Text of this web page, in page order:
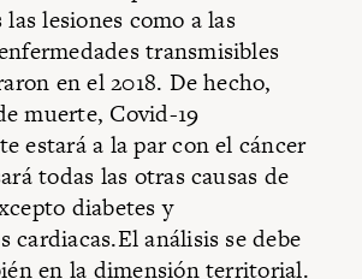
lesiones como a las
transmisibles
en el 2018. De hecho,
muerte, Covid-19
estará a la par con el cáncer
todas las otras causas de
diabetes y
cardiacas.El análisis se debe
en la dimensión territorial.